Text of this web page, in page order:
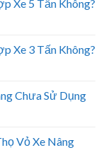
Xe 5 Tấn Không?
Xe 3 Tấn Không?
Chưa Sử Dụng
Vỏ Xe Nâng